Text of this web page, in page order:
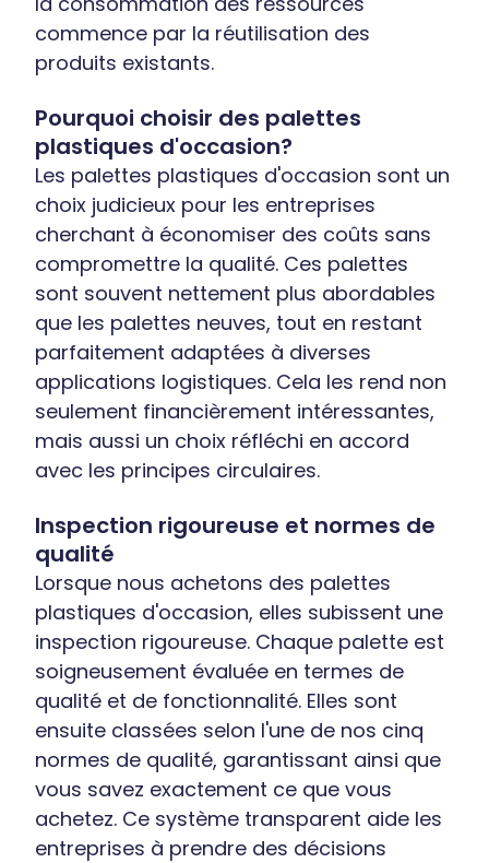
commence par la réutilisation des
produits existants.
Pourquoi choisir des palettes
plastiques d'occasion?
Les palettes plastiques d'occasion sont un
choix judicieux pour les entreprises
cherchant à économiser des coûts sans
compromettre la qualité. Ces palettes
sont souvent nettement plus abordables
que les palettes neuves, tout en restant
parfaitement adaptées à diverses
applications logistiques. Cela les rend non
seulement financièrement intéressantes,
mais aussi un choix réfléchi en accord
avec les principes circulaires.
Inspection rigoureuse et normes de
qualité
Lorsque nous achetons des palettes
plastiques d'occasion, elles subissent une
inspection rigoureuse. Chaque palette est
soigneusement évaluée en termes de
qualité et de fonctionnalité. Elles sont
ensuite classées selon l'une de nos cinq
normes de qualité, garantissant ainsi que
vous savez exactement ce que vous
achetez. Ce système transparent aide les
entreprises à prendre des décisions